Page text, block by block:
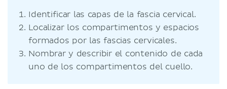
Identificar las capas de la fascia cervical.
Localizar los compartimentos y espacios
formados por las fascias cervicales.
Nombrar y describir el contenido de cada
uno de los compartimentos del cuello.